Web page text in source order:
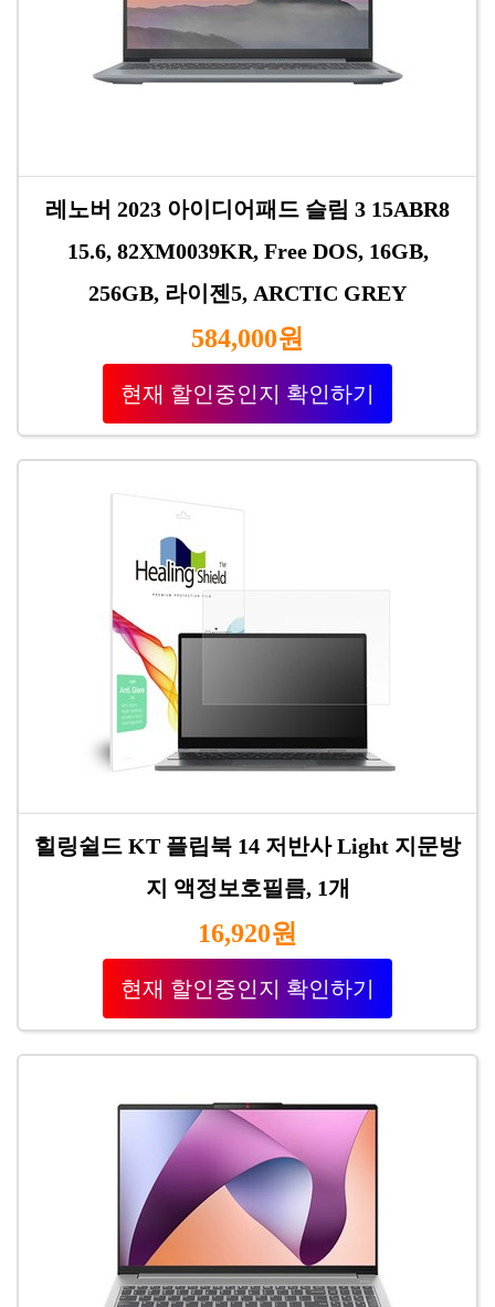
레노버 2023 아이디어패드 슬림 3 15ABR8
15.6, 82XM0039KR, Free DOS, 16GB,
256GB, 라이젠5, ARCTIC GREY
584,000원
현재 할인중인지 확인하기
힐링쉴드 KT 플립북 14 저반사 Light 지문방
지 액정보호필름, 1개
16,920원
현재 할인중인지 확인하기